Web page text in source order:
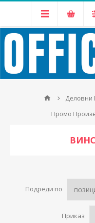
Деловни
Промо
Подреди по
Приказ